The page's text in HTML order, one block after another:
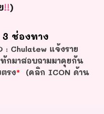
!!)
ช่องทาง
: Chulatew แจ้งราย
กมาสอบถามมาคุยกัน
รง* (คลิก ICON ด้าน